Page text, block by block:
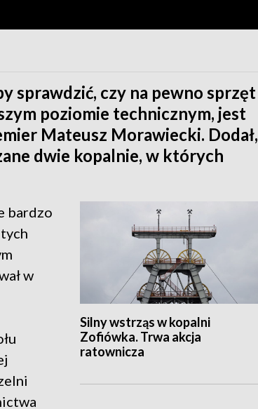
sprawdzić, czy na pewno sprzęt
poziomie technicznym, jest
Mateusz Morawiecki. Dodał,
dwie kopalnie, w których
Silny wstrząs w kopalni
Zofiówka. Trwa akcja
ratownicza
bardzo
w